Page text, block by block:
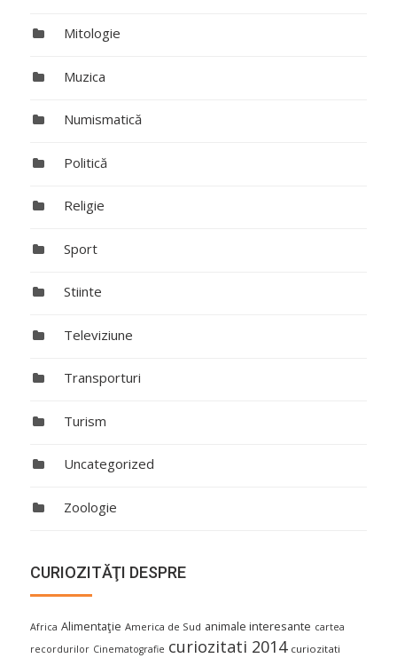
Mitologie
Muzica
Numismatică
Politică
Religie
Sport
Stiinte
Televiziune
Transporturi
Turism
Uncategorized
Zoologie
CURIOZITĂŢI DESPRE
Africa Alimentaţie America de Sud animale interesante cartea
recordurilor Cinematografie curiozitati 2014 curiozitati